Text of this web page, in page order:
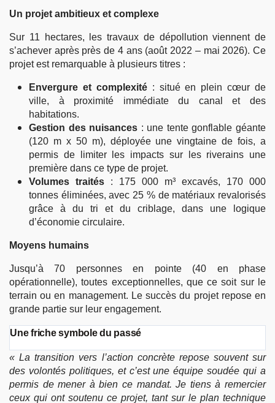
Un projet ambitieux et complexe
Sur 11 hectares, les travaux de dépollution viennent de
s’achever après près de 4 ans (août 2022 – mai 2026). Ce
projet est remarquable à plusieurs titres :
Envergure et complexité: situé en plein cœur de
ville, à proximité immédiate du canal et des
habitations.
Gestion des nuisances : une tente gonflable géante
(120 m x 50 m), déployée une vingtaine de fois, a
permis de limiter les impacts sur les riverains une
première dans ce type de projet.
Volumes traités : 175 000 m³ excavés, 170 000
tonnes éliminées, avec 25 % de matériaux revalorisés
grâce à du tri et du criblage, dans une logique
d’économie circulaire.
Moyens humains
Jusqu’à 70 personnes en pointe (40 en phase
opérationnelle), toutes exceptionnelles, que ce soit sur le
terrain ou en management. Le succès du projet repose en
grande partie sur leur engagement.
Une friche symbole du passé
« La transition vers l’action concrète repose souvent sur
des volontés politiques, et c’est une équipe soudée qui a
permis de mener à bien ce mandat. Je tiens à remercier
ceux qui ont soutenu ce projet, tant sur le plan technique